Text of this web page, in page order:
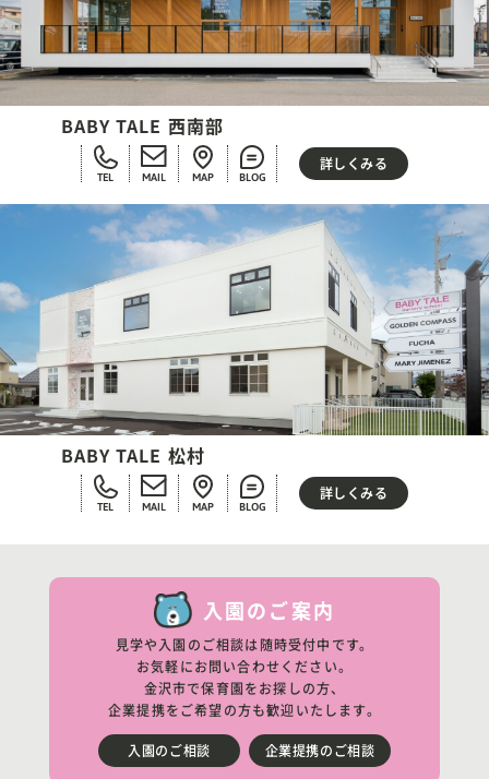
BABY TALE 西南部
TEL MAIL MAP BLOG
詳しくみる
BABY TALE 松村
TEL MAIL MAP BLOG
詳しくみる
入園のご案内
見学や入園のご相談は随時受付中です。
お気軽にお問い合わせください。
金沢市で保育園をお探しの方、
企業提携をご希望の方も歓迎いたします。
入園のご相談 企業提携のご相談